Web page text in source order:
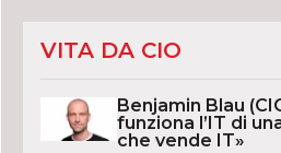
VITA DA CIO
Benjamin Blau
funziona l’IT di
che vende IT»